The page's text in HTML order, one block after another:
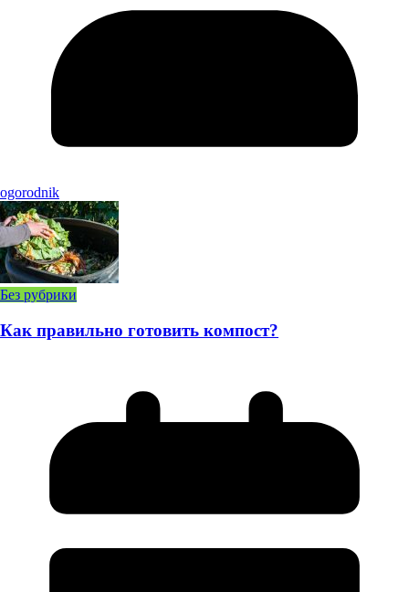
ogorodnik
Без рубрики
Как правильно готовить компост?